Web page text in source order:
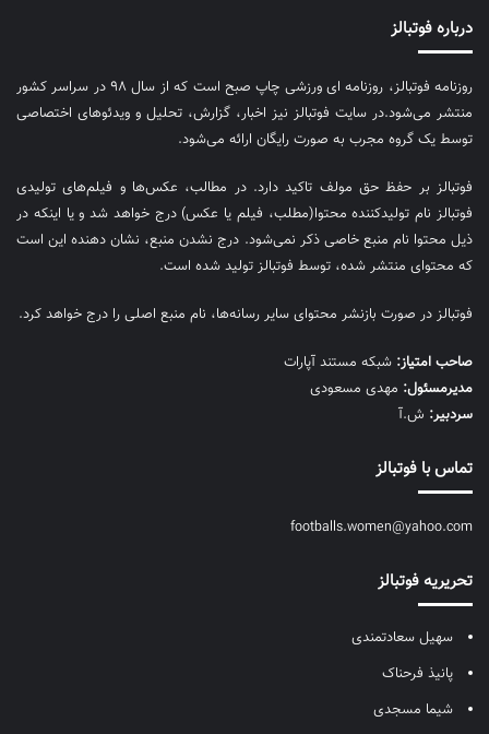
درباره فوتبالز
روزنامه فوتبالز، روزنامه ای ورزشی چاپ صبح است که از سال ۹۸ در سراسر کشور
منتشر می‌شود.در سایت فوتبالز نیز اخبار، گزارش، تحلیل و ویدئوهای اختصاصی
توسط یک گروه مجرب به صورت رایگان ارائه می‌شود.
فوتبالز بر حفظ حق مولف تاکید دارد. در مطالب، عکس‌ها و فیلم‌های تولیدی
فوتبالز نام تولیدکننده محتوا(مطلب، فیلم یا عکس) درج خواهد شد و یا اینکه در
ذیل محتوا نام منبع خاصی ذکر نمی‌‎شود. درج نشدن منبع، نشان دهنده این است
که محتوای منتشر شده، توسط فوتبالز تولید شده است.
فوتبالز در صورت بازنشر محتوای سایر رسانه‌ها، نام منبع اصلی را درج خواهد کرد.
صاحب امتیاز: شبکه مستند آپارات
مديرمسئول: مهدی مسعودی
سردبیر: ش.آ
تماس با فوتبالز
footballs.women@yahoo.com
تحریریه فوتبالز
سهیل سعادتمندی
پانیذ فرحناک
شیما مسجدی